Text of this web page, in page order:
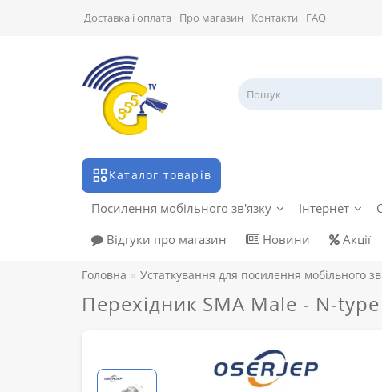
Доставка і оплата Про магазин Контакти FAQ
Каталог товарів
Посилення мобільного зв'язку Інтернет
Відгуки про магазин
Новини Акції
Головна Устаткування для посилення мобільного
Перехідник SMA Male - N-